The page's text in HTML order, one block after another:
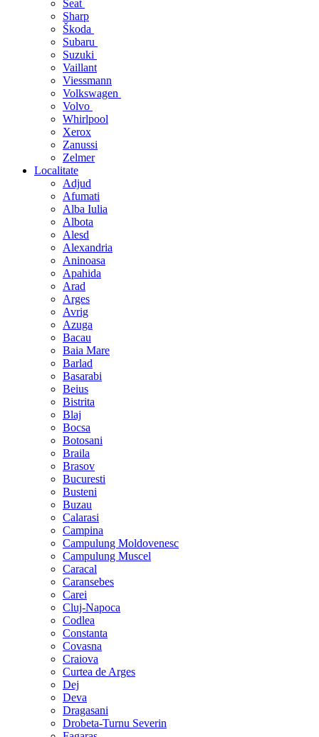
Seat
Sharp
Škoda
Subaru
Suzuki
Vaillant
Viessmann
Volkswagen
Volvo
Whirlpool
Xerox
Zanussi
Zelmer
Localitate
Adjud
Afumati
Alba Iulia
Albota
Alesd
Alexandria
Aninoasa
Apahida
Arad
Arges
Avrig
Azuga
Bacau
Baia Mare
Barlad
Basarabi
Beius
Bistrita
Blaj
Bocsa
Botosani
Braila
Brasov
Bucuresti
Busteni
Buzau
Calarasi
Campina
Campulung Moldovenesc
Campulung Muscel
Caracal
Caransebes
Carei
Cluj-Napoca
Codlea
Constanta
Covasna
Craiova
Curtea de Arges
Dej
Deva
Dragasani
Drobeta-Turnu Severin